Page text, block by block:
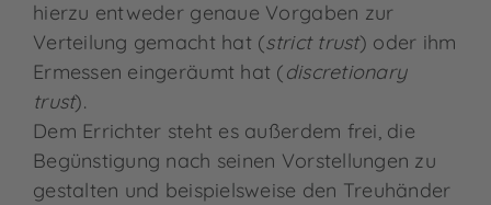
hierzu entweder genaue Vorgaben zur
Verteilung gemacht hat (strict trust) oder ihm
Ermessen eingeräumt hat (discretionary
trust).
Dem Errichter steht es außerdem frei, die
Begünstigung nach seinen Vorstellungen zu
gestalten und beispielsweise den Treuhänder